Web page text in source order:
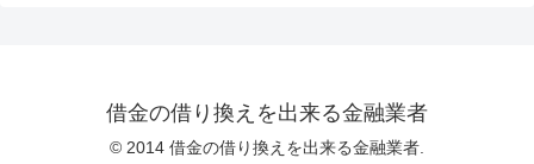
借金の借り換えを出来る金融業者
© 2014 借金の借り換えを出来る金融業者.